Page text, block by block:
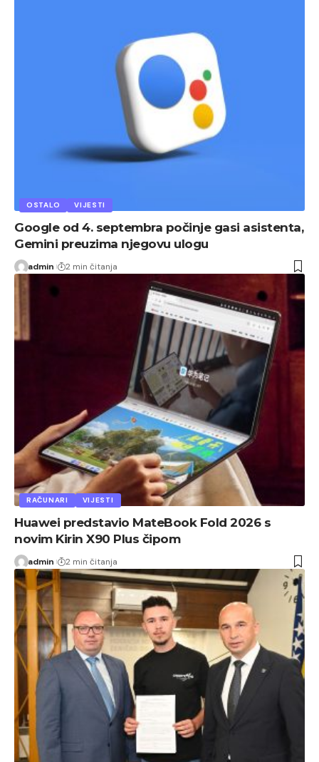
OSTALO VIJESTI
Google od 4. septembra počinje gasi asistenta,
Gemini preuzima njegovu ulogu
admin 2 min čitanja
RAČUNARI VIJESTI
Huawei predstavio MateBook Fold 2026 s
novim Kirin X90 Plus čipom
admin 2 min čitanja